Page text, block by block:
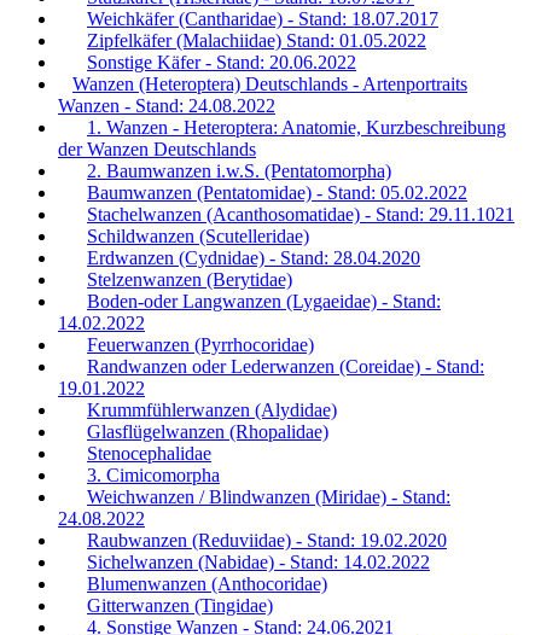
Weichkäfer (Cantharidae) - Stand: 18.07.2017
Zipfelkäfer (Malachiidae) Stand: 01.05.2022
Sonstige Käfer - Stand: 20.06.2022
Wanzen (Heteroptera) Deutschlands - Artenportraits
Wanzen - Stand: 24.08.2022
1. Wanzen - Heteroptera: Anatomie, Kurzbeschreibung
der Wanzen Deutschlands
2. Baumwanzen i.w.S. (Pentatomorpha)
Baumwanzen (Pentatomidae) - Stand: 05.02.2022
Stachelwanzen (Acanthosomatidae) - Stand: 29.11.1021
Schildwanzen (Scutelleridae)
Erdwanzen (Cydnidae) - Stand: 28.04.2020
Stelzenwanzen (Berytidae)
Boden-oder Langwanzen (Lygaeidae) - Stand:
14.02.2022
Feuerwanzen (Pyrrhocoridae)
Randwanzen oder Lederwanzen (Coreidae) - Stand:
19.01.2022
Krummfühlerwanzen (Alydidae)
Glasflügelwanzen (Rhopalidae)
Stenocephalidae
3. Cimicomorpha
Weichwanzen / Blindwanzen (Miridae) - Stand:
24.08.2022
Raubwanzen (Reduviidae) - Stand: 19.02.2020
Sichelwanzen (Nabidae) - Stand: 14.02.2022
Blumenwanzen (Anthocoridae)
Gitterwanzen (Tingidae)
4. Sonstige Wanzen - Stand: 24.06.2021